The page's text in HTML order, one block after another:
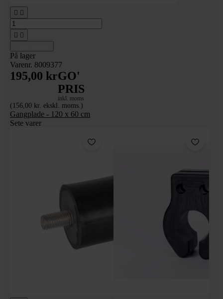
 
 
På lager
Varenr. 8009377
195,00 krGO'
PRIS
inkl. moms
(156,00 kr. ekskl. moms.)
Gangplade - 120 x 60 cm
Sete varer